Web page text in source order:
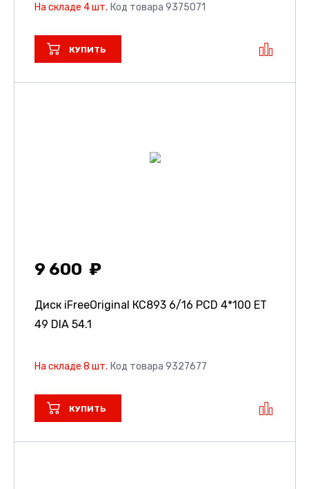
На складе 4 шт. Код товара 9375071
КУПИТЬ
9 600
Диск iFreeOriginal КС893 6/16 PCD 4*100 ET
49 DIA 54.1
На складе 8 шт. Код товара 9327677
КУПИТЬ